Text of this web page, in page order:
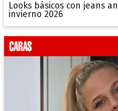
Looks básicos con jeans
invierno 2026